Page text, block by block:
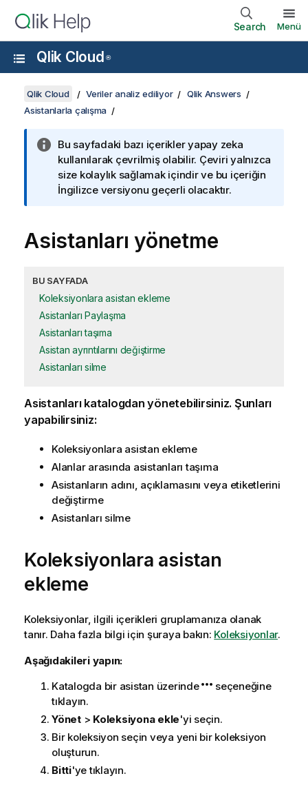
Search Menü
Qlik Cloud ®
Qlik Cloud Veriler analiz ediliyor
Qlik Answers
Asistanlarla çalışma
Bu sayfadaki bazı içerikler yapay zeka
kullanılarak çevrilmiş olabilir. Çeviri yalnızca
size kolaylık sağlamak içindir ve bu içeriğin
İngilizce versiyonu geçerli olacaktır.
Asistanları yönetme
BU SAYFADA
Koleksiyonlara asistan ekleme
Asistanları Paylaşma
Asistanları taşıma
Asistan ayrıntılarını değiştirme
Asistanları silme
Asistanları katalogdan yönetebilirsiniz. Şunları
yapabilirsiniz:
Koleksiyonlara asistan ekleme
Alanlar arasında asistanları taşıma
Asistanların adını, açıklamasını veya etiketlerini
değiştirme
Asistanları silme
Koleksiyonlara asistan
ekleme
Koleksiyonlar, ilgili içerikleri gruplamanıza olanak
tanır. Daha fazla bilgi için şuraya bakın: Koleksiyonlar.
Aşağıdakileri yapın:
Katalogda bir asistan üzerinde
seçeneğine
tıklayın.
Yönet> Koleksiyona ekle'yi seçin.
Bir koleksiyon seçin veya yeni bir koleksiyon
oluşturun.
Bitti'ye tıklayın.